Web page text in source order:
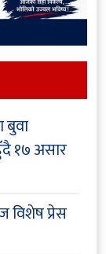
बुवा
१७ असार
विशेष प्रेस